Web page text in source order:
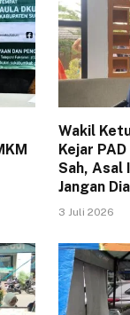
Wakil
Kejar
Sah,
Jangan
3 Juli 2026